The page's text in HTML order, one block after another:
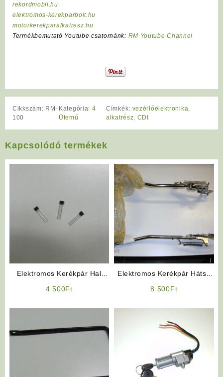
rekordmobil.hu
elektromos-kerekparbolt.hu
motorkerekparalkatresz.hu
Termékbemutató Youtube csatornánk: RM Youtube Channel
Cikkszám: RM-
100
Kategória: 4
Ütemű
Címkék: vezérlőelektronika,
alkatrész, CDI
Kapcsolódó termékek
Elektromos Kerékpár Hal
4 500Ft
Elektromos Kerékpár Hátsó
8 500Ft